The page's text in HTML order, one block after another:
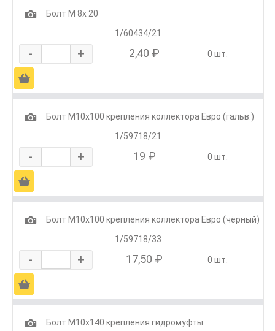
1
Болт М 8х 20
1/60434/21
- + 2,40 ₽ 0 шт.
Ä
1
Болт М10х100 крепления коллектора Евро (гальв.)
1/59718/21
- + 19 ₽ 0 шт.
Ä
1
Болт М10х100 крепления коллектора Евро (чёрный)
1/59718/33
- + 17,50 ₽ 0 шт.
Ä
1
Болт М10х140 крепления гидромуфты